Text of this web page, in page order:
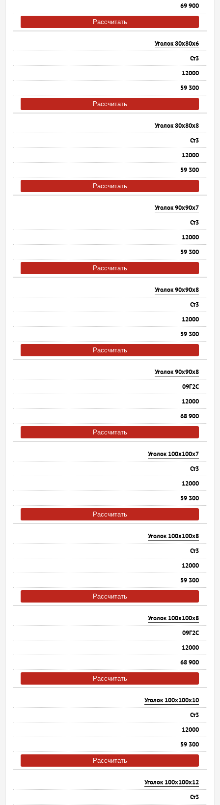
69 900
Рассчитать
Уголок 80х80х6
Ст3
12000
59 300
Рассчитать
Уголок 80х80х8
Ст3
12000
59 300
Рассчитать
Уголок 90х90х7
Ст3
12000
59 300
Рассчитать
Уголок 90х90х8
Ст3
12000
59 300
Рассчитать
Уголок 90х90х8
09Г2С
12000
68 900
Рассчитать
Уголок 100х100х7
Ст3
12000
59 300
Рассчитать
Уголок 100х100х8
Ст3
12000
59 300
Рассчитать
Уголок 100х100х8
09Г2С
12000
68 900
Рассчитать
Уголок 100х100х10
Ст3
12000
59 300
Рассчитать
Уголок 100х100х12
Ст3